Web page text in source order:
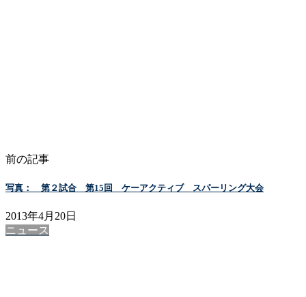
前の記事
写真： 第２試合 第15回 ケーアクティブ スパーリング大会
2013年4月20日
ニュース